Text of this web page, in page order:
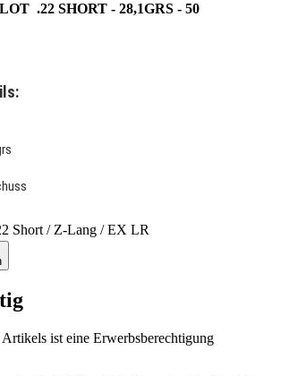
.22 SHORT - 28,1GRS - 50
Short / Z-Lang / EX LR
ist eine Erwerbsberechtigung